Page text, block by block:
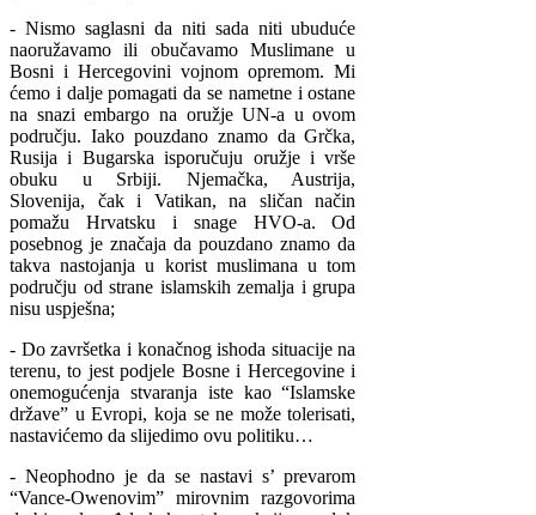
- Nismo saglasni da niti sada niti ubuduće
naoružavamo ili obučavamo Muslimane u
Bosni i Hercegovini vojnom opremom. Mi
ćemo i dalje pomagati da se nametne i ostane
na snazi embargo na oružje UN-a u ovom
području. Iako pouzdano znamo da Grčka,
Rusija i Bugarska isporučuju oružje i vrše
obuku u Srbiji. Njemačka, Austrija,
Slovenija, čak i Vatikan, na sličan način
pomažu Hrvatsku i snage HVO-a. Od
posebnog je značaja da pouzdano znamo da
takva nastojanja u korist muslimana u tom
području od strane islamskih zemalja i grupa
nisu uspješna;
- Do završetka i konačnog ishoda situacije na
terenu, to jest podjele Bosne i Hercegovine i
onemogućenja stvaranja iste kao “Islamske
države” u Evropi, koja se ne može tolerisati,
nastavićemo da slijedimo ovu politiku…
- Neophodno je da se nastavi s’ prevarom
“Vance-Owenovim” mirovnim razgovorima